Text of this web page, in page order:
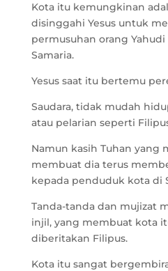
Kota itu kemungkinan
disinggahi Yesus untuk
permusuhan orang
Samaria.
Yesus saat itu bertemu
Saudara, tidak mudah
atau pelarian seperti
Namun kasih Tuhan yang
membuat dia terus
kepada penduduk kota di
Tanda-tanda dan mujizat
injil, yang membuat kota
diberitakan Filipus.
Kota itu sangat